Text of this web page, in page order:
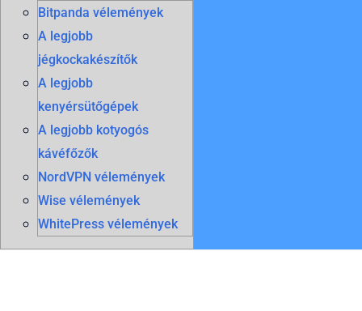
Bitpanda vélemények
A legjobb
jégkockakészítők
A legjobb
kenyérsütőgépek
A legjobb kotyogós
kávéfőzők
NordVPN vélemények
Wise vélemények
WhitePress vélemények